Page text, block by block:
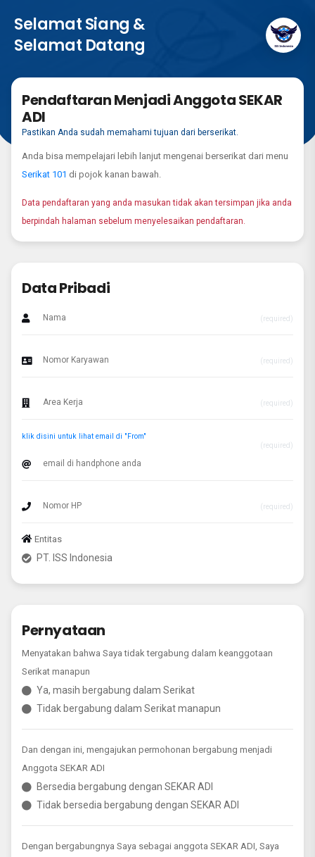
Selamat Siang &
Selamat Datang
Pendaftaran Menjadi Anggota SEKAR
ADI
Pastikan Anda sudah memahami tujuan dari berserikat.
Anda bisa mempelajari lebih lanjut mengenai berserikat dari menu
Serikat 101 di pojok kanan bawah.
Data pendaftaran yang anda masukan tidak akan tersimpan jika anda
berpindah halaman sebelum menyelesaikan pendaftaran.
Data Pribadi
(required)
(required)
(required)
klik disini untuk lihat email di "From"
(required)
(required)
Entitas
PT. ISS Indonesia
Pernyataan
Menyatakan bahwa Saya tidak tergabung dalam keanggotaan
Serikat manapun
Ya, masih bergabung dalam Serikat
Tidak bergabung dalam Serikat manapun
Dan dengan ini, mengajukan permohonan bergabung menjadi
Anggota SEKAR ADI
Bersedia bergabung dengan SEKAR ADI
Tidak bersedia bergabung dengan SEKAR ADI
Dengan bergabungnya Saya sebagai anggota SEKAR ADI, Saya